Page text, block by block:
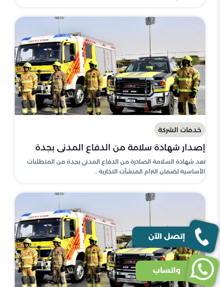
خدمات الشركة
إصدار شهادة سلامة من الدفاع المدني بجدة
تعد شهادة السلامة الصادرة من الدفاع المدني بجدة من المتطلبات
الأساسية لضمان التزام المنشآت التجارية ..
إتصل الآن
واتساب